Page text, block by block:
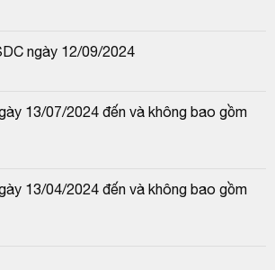
ngày 12/09/2024
13/07/2024 đến và không bao gồm
13/04/2024 đến và không bao gồm